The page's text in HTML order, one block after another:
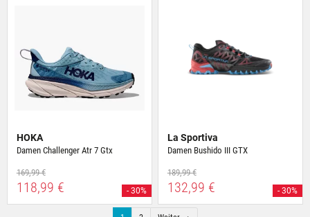
HOKA
Damen Challenger Atr 7 Gtx
169,99 €
118,99 € - 30%
La Sportiva
Damen Bushido III GTX
189,99 €
132,99 € - 30%